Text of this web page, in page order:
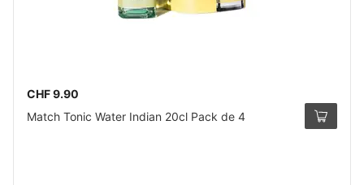
CHF 9.90
Match Tonic Water Indian 20cl Pack de 4